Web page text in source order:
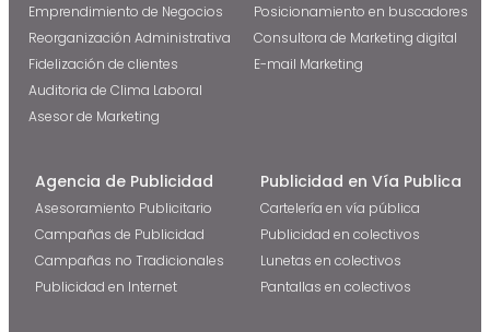
Emprendimiento de Negocios
Reorganización Administrativa
Fidelización de clientes
Auditoria de Clima Laboral
Asesor de Marketing
Posicionamiento en buscadores
Consultora de Marketing digital
E-mail Marketing
Agencia de Publicidad
Asesoramiento Publicitario
Campañas de Publicidad
Campañas no Tradicionales
Publicidad en Internet
Publicidad en Vía Publica
Cartelería en vía pública
Publicidad en colectivos
Lunetas en colectivos
Pantallas en colectivos